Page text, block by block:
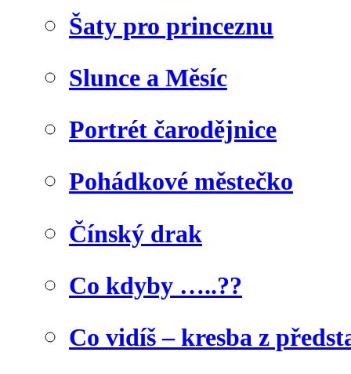
Šaty pro princeznu
Slunce a Měsíc
Portrét čarodějnice
Pohádkové městečko
Čínský drak
Co kdyby …..??
Co vidíš – kresba z